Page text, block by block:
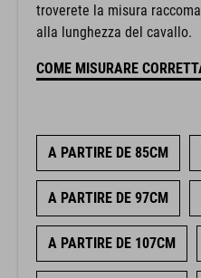
troverete la misura
alla lunghezza del cavallo.
COME MISURARE
A PARTIRE DE 85CM
A PARTIRE DE 97CM
A PARTIRE DE 107CM